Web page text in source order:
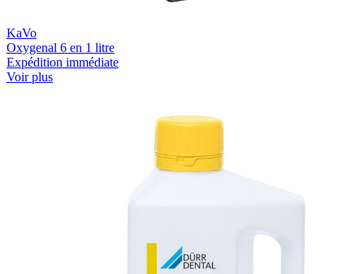
KaVo
Oxygenal 6 en 1 litre
Expédition immédiate
Voir plus